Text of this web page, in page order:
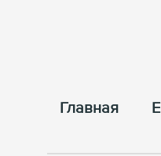
Главная